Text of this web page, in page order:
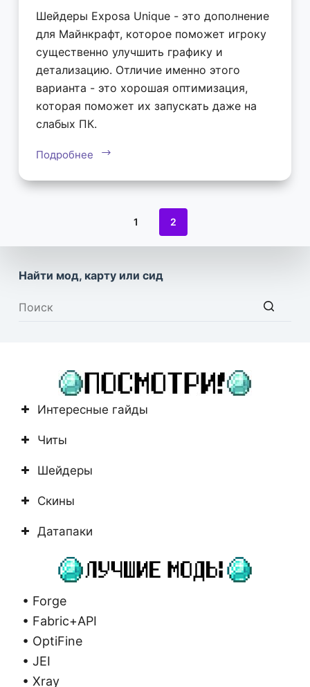
Шейдеры Exposa Unique - это дополнение
для Майнкрафт, которое поможет игроку
существенно улучшить графику и
детализацию. Отличие именно этого
варианта - это хорошая оптимизация,
которая поможет их запускать даже на
слабых ПК.
Подробнее
1 2
Найти мод, карту или сид
Интересные гайды
Читы
Шейдеры
Скины
Датапаки
• Forge
• Fabric+API
• OptiFine
• JEI
• Xray